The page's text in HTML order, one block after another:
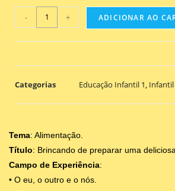
- + ADICIONAR AO
Categorias Educação Infantil 1 Infantil
Tema: Alimentação.
Título: Brincando de preparar uma
Campo de Experiência:
• O eu, o outro e o nós.